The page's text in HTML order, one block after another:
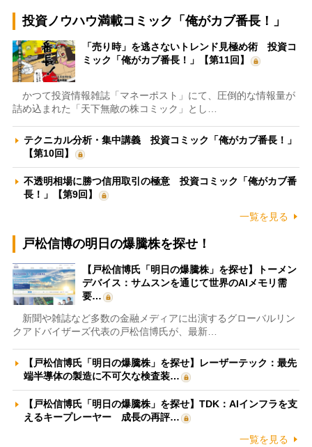
投資ノウハウ満載コミック「俺がカブ番長！」
「売り時」を逃さないトレンド見極め術 投資コ
ミック「俺がカブ番長！」【第11回】
かつて投資情報雑誌「マネーポスト」にて、圧倒的な情報量が
詰め込まれた「天下無敵の株コミック」とし…
テクニカル分析・集中講義 投資コミック「俺がカブ番長！」
【第10回】
不透明相場に勝つ信用取引の極意 投資コミック「俺がカブ番
長！」【第9回】
一覧を見る
戸松信博の明日の爆騰株を探せ！
【戸松信博氏「明日の爆騰株」を探せ】トーメン
デバイス：サムスンを通じて世界のAIメモリ需
要…
新聞や雑誌など多数の金融メディアに出演するグローバルリン
クアドバイザーズ代表の戸松信博氏が、最新…
【戸松信博氏「明日の爆騰株」を探せ】レーザーテック：最先
端半導体の製造に不可欠な検査装…
【戸松信博氏「明日の爆騰株」を探せ】TDK：AIインフラを支
えるキープレーヤー 成長の再評…
一覧を見る